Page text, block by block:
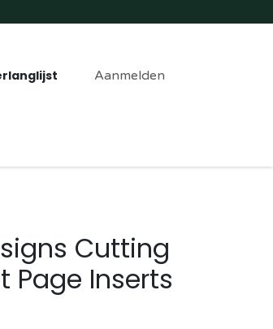
Aanmelden
Cutting
Page Inserts